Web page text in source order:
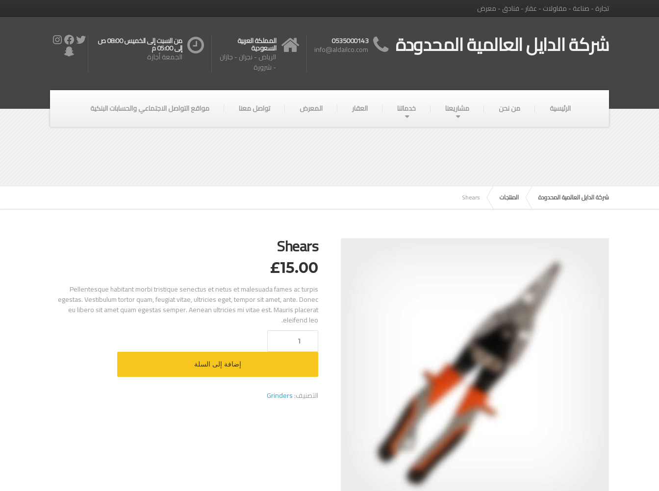
تجارة - صناعة - مقاولات - عقار - فنادق - معرض
شركة الدايل العالمية المحدودة 0535000143
info@aldailco.com
المملكة العربية
السعودية
الرياض - نجران - جازان
- شرورة
من السبت إلى الخميس 08:00 ص
إلى 05:00 م
الجمعة أجازة
Twitter
Facebook
Instagram
Snapchat
الرئيسية من نحن مشاريعنا خدماتنا العقار المعرض تواصل معنا مواقع التواصل الاجتماعي والحسابات البنكية
شركة الدايل العالمية المحدودة المنتجات Shears
Shears
£15.00
Pellentesque habitant morbi tristique senectus et netus et malesuada fames ac turpis
egestas. Vestibulum tortor quam, feugiat vitae, ultricies eget, tempor sit amet, ante. Donec
eu libero sit amet quam egestas semper. Aenean ultricies mi vitae est. Mauris placerat
eleifend leo.
كمية
Shears
إضافة إلى السلة
التصنيف:Grinders